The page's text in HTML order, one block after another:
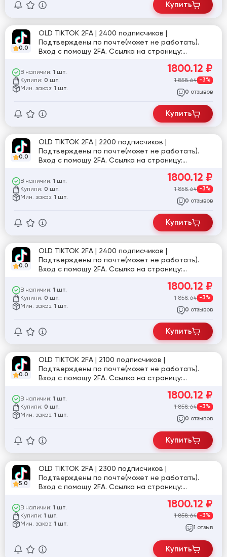
Купить
0.0
OLD TIKTOK 2FA | 2400 подписчиков |
Подтверждены по почте(может не работать).
Вход с помощу 2FA. Ссылка на страницу:
В наличии: 1 шт.
Купили: 0 шт.
Мин. заказ: 1 шт.
1800.12 ₽
1 858.64 -3%
0 отзывов
Купить
0.0
OLD TIKTOK 2FA | 2200 подписчиков |
Подтверждены по почте(может не работать).
Вход с помощу 2FA. Ссылка на страницу:
В наличии: 1 шт.
Купили: 0 шт.
Мин. заказ: 1 шт.
1800.12 ₽
1 858.64 -3%
0 отзывов
Купить
0.0
OLD TIKTOK 2FA | 2400 подписчиков |
Подтверждены по почте(может не работать).
Вход с помощу 2FA. Ссылка на страницу:
В наличии: 1 шт.
Купили: 0 шт.
Мин. заказ: 1 шт.
1800.12 ₽
1 858.64 -3%
0 отзывов
Купить
0.0
OLD TIKTOK 2FA | 2100 подписчиков |
Подтверждены по почте(может не работать).
Вход с помощу 2FA. Ссылка на страницу:
В наличии: 1 шт.
Купили: 0 шт.
Мин. заказ: 1 шт.
1800.12 ₽
1 858.64 -3%
0 отзывов
Купить
5.0
OLD TIKTOK 2FA | 2300 подписчиков |
Подтверждены по почте(может не работать).
Вход с помощу 2FA. Ссылка на страницу:
В наличии: 1 шт.
Купили: 1 шт.
Мин. заказ: 1 шт.
1800.12 ₽
1 858.64 -3%
1 отзыв
Купить